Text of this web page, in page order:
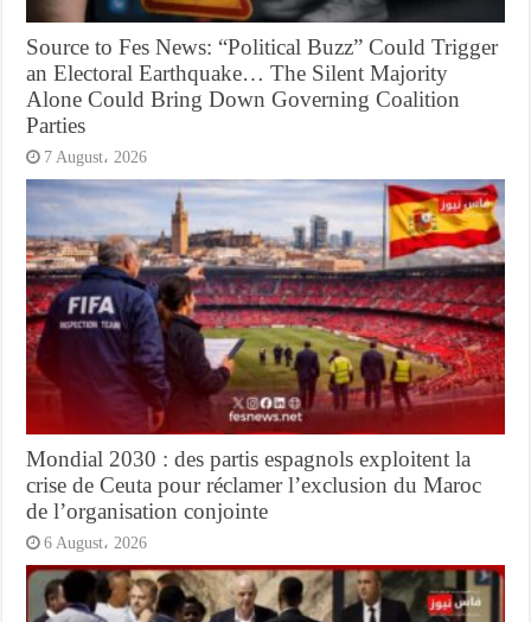
Source to Fes News: “Political Buzz” Could Trigger
an Electoral Earthquake… The Silent Majority
Alone Could Bring Down Governing Coalition
Parties
7 August، 2026
Mondial 2030 : des partis espagnols exploitent la
crise de Ceuta pour réclamer l’exclusion du Maroc
de l’organisation conjointe
6 August، 2026